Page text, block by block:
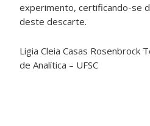
experimento, certificando-se
deste descarte.
Ligia Cleia Casas Rosenbrock
de Analítica – UFSC